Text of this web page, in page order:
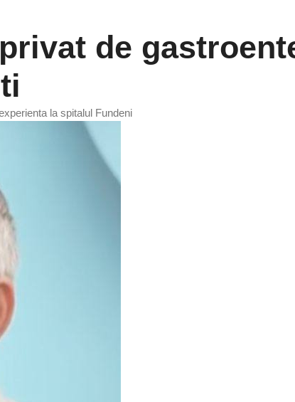
de
la spitalul Fundeni